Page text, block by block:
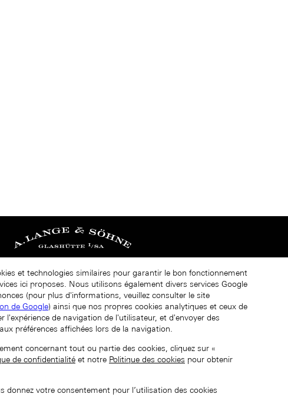
et technologies similaires pour garantir le bon fonctionnement
ici proposes. Nous utilisons également divers services Google
(pour plus d'informations, veuillez consulter le site
de Google) ainsi que nos propres cookies analytiques et ceux de
l'expérience de navigation de l'utilisateur, et d'envoyer des
préférences affichées lors de la navigation.
concernant tout ou partie des cookies, cliquez sur «
de confidentialité et notre Politique des cookies pour obtenir
donnez votre consentement pour l’utilisation des cookies